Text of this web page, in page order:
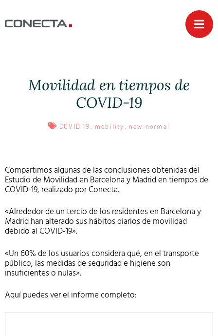
Movilidad en tiempos de
COVID-19
COVID 19 mobility new normal
Compartimos algunas de las conclusiones obtenidas del
Estudio de Movilidad en Barcelona y Madrid en tiempos de
COVID-19, realizado por Conecta.
«Alrededor de un tercio de los residentes en Barcelona y
Madrid han alterado sus hábitos diarios de movilidad
debido al COVID-19».
«Un 60% de los usuarios considera qué, en el transporte
público, las medidas de seguridad e higiene son
insuficientes o nulas».
Aquí puedes ver el informe completo: